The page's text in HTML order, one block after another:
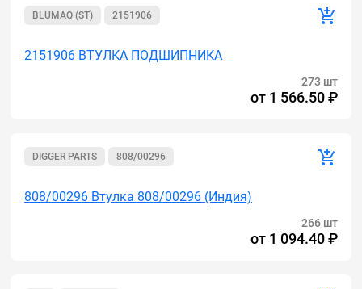
BLUMAQ (ST) 2151906
2151906 ВТУЛКА ПОДШИПНИКА
273 шт
от 1 566.50 ₽
DIGGER PARTS 808/00296
808/00296 Втулка 808/00296 (Индия)
266 шт
от 1 094.40 ₽